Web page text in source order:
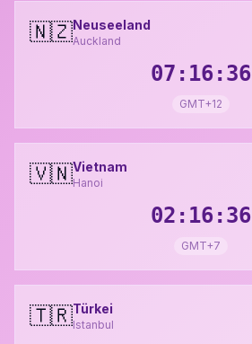
🇳🇿Neuseeland
Auckland
07:16:37
GMT+12
🇻🇳Vietnam
Hanoi
02:16:37
GMT+7
🇹🇷Türkei
Istanbul